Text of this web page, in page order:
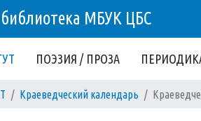
МБУК ЦБС
ПОЭЗИЯ / ПРОЗА
Краеведческий календарь